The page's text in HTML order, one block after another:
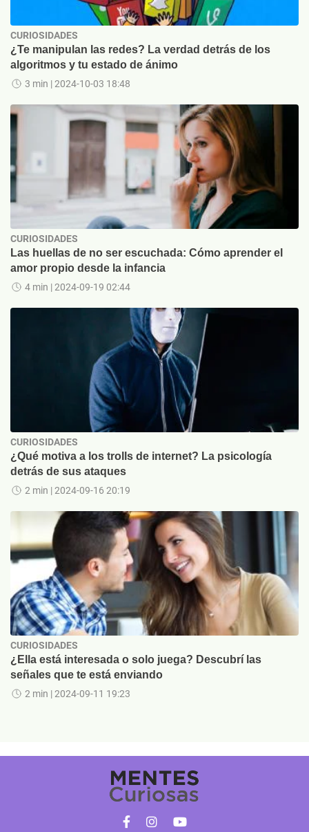
CURIOSIDADES
¿Te manipulan las redes? La verdad detrás de los
algoritmos y tu estado de ánimo
3 min | 2024-10-03 18:48
CURIOSIDADES
Las huellas de no ser escuchada: Cómo aprender el
amor propio desde la infancia
4 min | 2024-09-19 02:44
CURIOSIDADES
¿Qué motiva a los trolls de internet? La psicología
detrás de sus ataques
2 min | 2024-09-16 20:19
CURIOSIDADES
¿Ella está interesada o solo juega? Descubrí las
señales que te está enviando
2 min | 2024-09-11 19:23